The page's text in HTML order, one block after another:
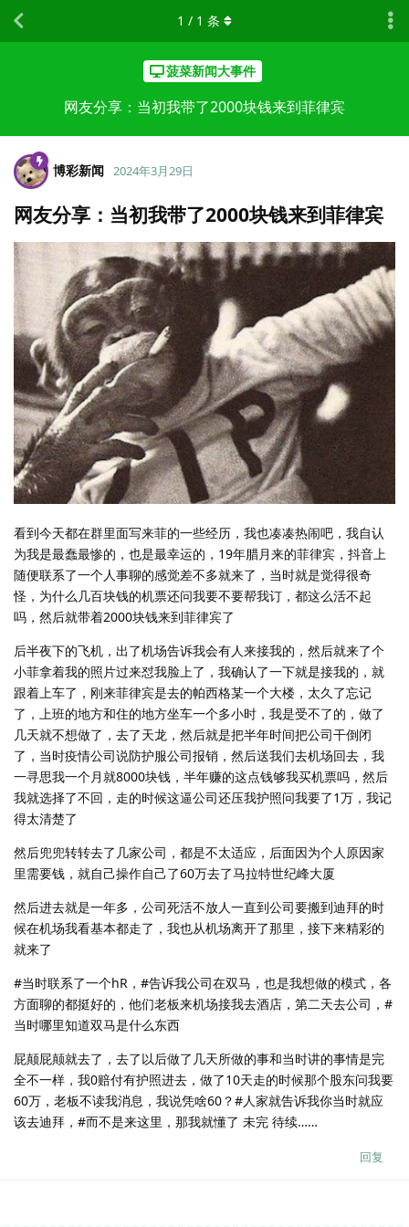
菠菜新闻大事件
网友分享：当初我带了2000块钱来到菲律宾
1 / 1 条
博彩新闻 2024年3月29日
网友分享：当初我带了2000块钱来到菲律宾
看到今天都在群里面写来菲的一些经历，我也凑凑热闹吧，我自认
为我是最蠢最惨的，也是最幸运的，19年腊月来的菲律宾，抖音上
随便联系了一个人事聊的感觉差不多就来了，当时就是觉得很奇
怪，为什么几百块钱的机票还问我要不要帮我订，都这么活不起
吗，然后就带着2000块钱来到菲律宾了
后半夜下的飞机，出了机场告诉我会有人来接我的，然后就来了个
小菲拿着我的照片过来怼我脸上了，我确认了一下就是接我的，就
跟着上车了，刚来菲律宾是去的帕西格某一个大楼，太久了忘记
了，上班的地方和住的地方坐车一个多小时，我是受不了的，做了
几天就不想做了，去了天龙，然后就是把半年时间把公司干倒闭
了，当时疫情公司说防护服公司报销，然后送我们去机场回去，我
一寻思我一个月就8000块钱，半年赚的这点钱够我买机票吗，然后
我就选择了不回，走的时候这逼公司还压我护照问我要了1万，我记
得太清楚了
然后兜兜转转去了几家公司，都是不太适应，后面因为个人原因家
里需要钱，就自己操作自己了60万去了马拉特世纪峰大厦
然后进去就是一年多，公司死活不放人一直到公司要搬到迪拜的时
候在机场我看基本都走了，我也从机场离开了那里，接下来精彩的
就来了
#当时联系了一个hR，#告诉我公司在双马，也是我想做的模式，各
方面聊的都挺好的，他们老板来机场接我去酒店，第二天去公司，#
当时哪里知道双马是什么东西
屁颠屁颠就去了，去了以后做了几天所做的事和当时讲的事情是完
全不一样，我0赔付有护照进去，做了10天走的时候那个股东问我要
60万，老板不读我消息，我说凭啥60？#人家就告诉我你当时就应
该去迪拜，#而不是来这里，那我就懂了 未完 待续……
回复